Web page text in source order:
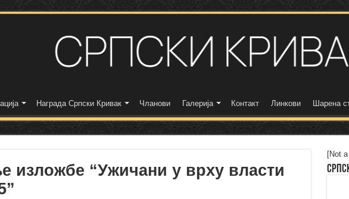
Награда Српски Кривак Чланови Галерија Контакт Линкови Шарена
изложбе “Ужичани у врху власти
[Not